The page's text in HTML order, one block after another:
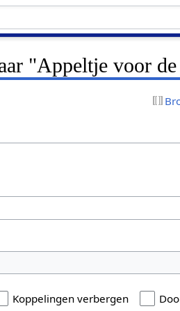
"Appeltje voor
Koppelingen verbergen